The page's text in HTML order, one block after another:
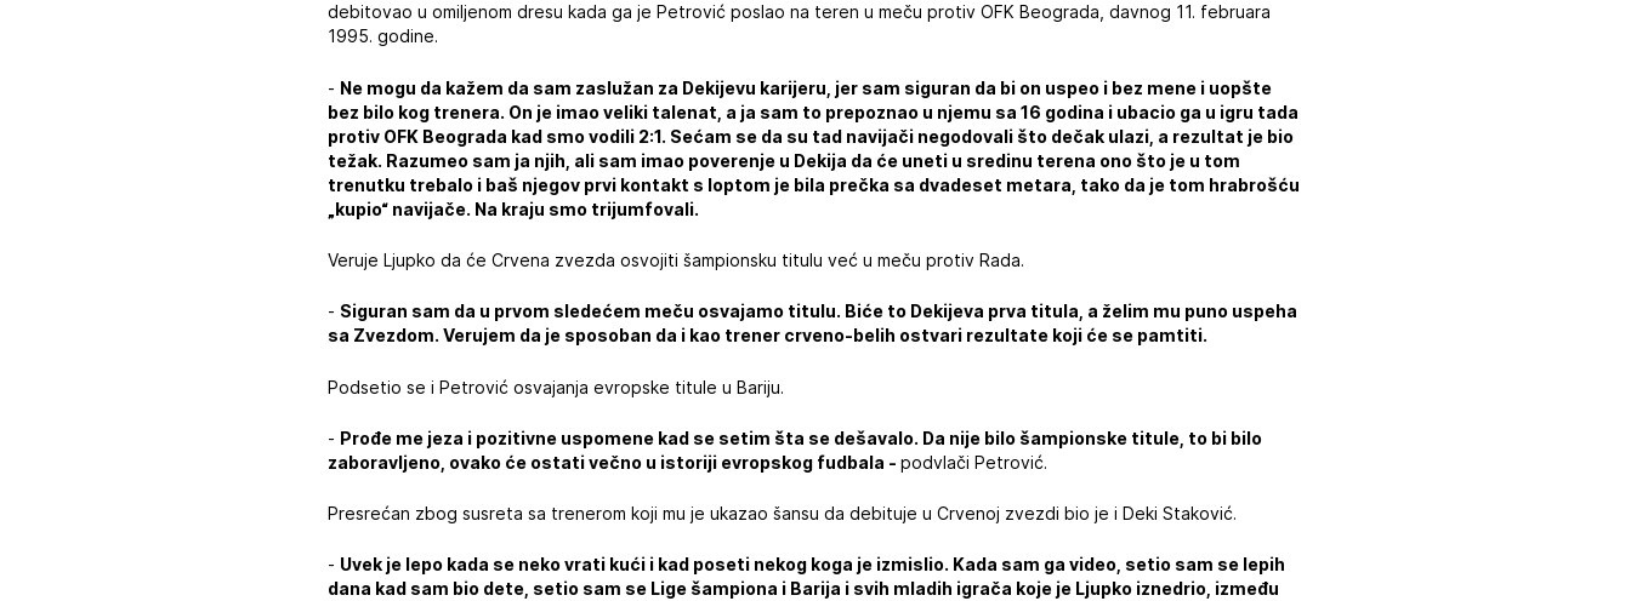
debitovao u omiljenom dresu kada ga je Petrović poslao na teren u meču protiv OFK Beograda, davnog 11. februara
1995. godine.
- Ne mogu da kažem da sam zaslužan za Dekijevu karijeru, jer sam siguran da bi on uspeo i bez mene i uopšte
bez bilo kog trenera. On je imao veliki talenat, a ja sam to prepoznao u njemu sa 16 godina i ubacio ga u igru tada
protiv OFK Beograda kad smo vodili 2:1. Sećam se da su tad navijači negodovali što dečak ulazi, a rezultat je bio
težak. Razumeo sam ja njih, ali sam imao poverenje u Dekija da će uneti u sredinu terena ono što je u tom
trenutku trebalo i baš njegov prvi kontakt s loptom je bila prečka sa dvadeset metara, tako da je tom hrabrošću
„kupio“ navijače. Na kraju smo trijumfovali.
Veruje Ljupko da će Crvena zvezda osvojiti šampionsku titulu već u meču protiv Rada.
- Siguran sam da u prvom sledećem meču osvajamo titulu. Biće to Dekijeva prva titula, a želim mu puno uspeha
sa Zvezdom. Verujem da je sposoban da i kao trener crveno-belih ostvari rezultate koji će se pamtiti.
Podsetio se i Petrović osvajanja evropske titule u Bariju.
- Prođe me jeza i pozitivne uspomene kad se setim šta se dešavalo. Da nije bilo šampionske titule, to bi bilo
zaboravljeno, ovako će ostati večno u istoriji evropskog fudbala -podvlači Petrović.
Presrećan zbog susreta sa trenerom koji mu je ukazao šansu da debituje u Crvenoj zvezdi bio je i Deki Staković.
- Uvek je lepo kada se neko vrati kući i kad poseti nekog koga je izmislio. Kada sam ga video, setio sam se lepih
dana kad sam bio dete, setio sam se Lige šampiona i Barija i svih mladih igrača koje je Ljupko iznedrio, između